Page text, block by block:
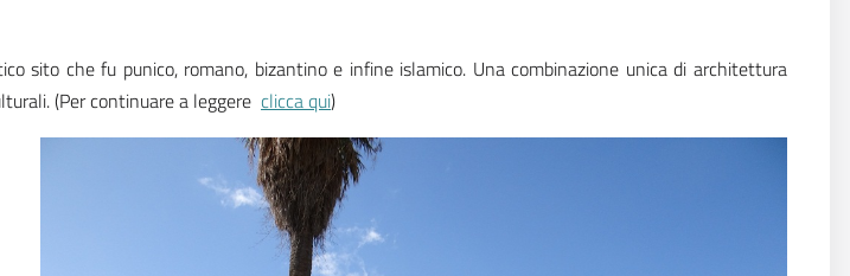
sito che fu punico, romano, bizantino e infine islamico. Una combinazione unica di architettura
(Per continuare a leggere clicca qui)